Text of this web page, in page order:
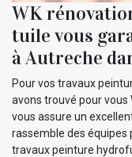
WK
tuile vous
à Autreche
Pour vos travaux
avons trouvé pour
vous assure un
rassemble des équipes
travaux peinture